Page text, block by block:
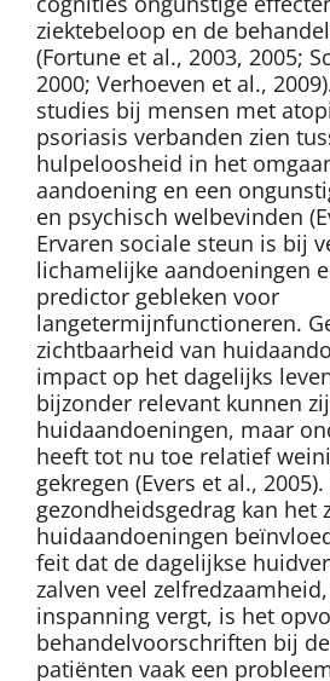
ziektebeloop en de
(Fortune et al., 2003, 2005;
2000; Verhoeven et al.,
studies bij mensen met
psoriasis verbanden zien
hulpeloosheid in het
aandoening en een
en psychisch welbevinden
Ervaren sociale steun is bij
lichamelijke aandoeningen
predictor gebleken voor
langetermijnfunctioneren.
zichtbaarheid van
impact op het dagelijks
bijzonder relevant kunnen
huidaandoeningen, maar
heeft tot nu toe relatief
gekregen (Evers et al.,
gezondheidsgedrag kan het
huidaandoeningen
feit dat de dagelijkse
zalven veel
inspanning vergt, is het
behandelvoorschriften bij
patiënten vaak een